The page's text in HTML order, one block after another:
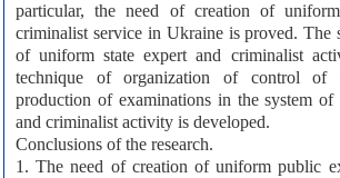
particular, the need of creation of
criminalist service in Ukraine is proved. The
of uniform state expert and criminalist
technique of organization of control of
production of examinations in the system of
and criminalist activity is developed.
Conclusions of the research.
1. The need of creation of uniform public